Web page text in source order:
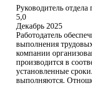
Руководитель отдела
5,0
Декабрь 2025
Работодатель
выполнения
компании
производится в
установленные
выполняются.